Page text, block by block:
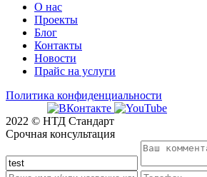
О нас
Проекты
Блог
Контакты
Новости
Прайс на услуги
Политика конфиденциальности
2022 © НТД Стандарт
Срочная консультация